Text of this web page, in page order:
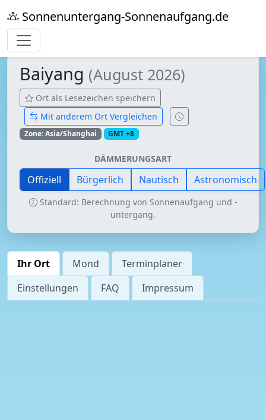
Sonnenuntergang-Sonnenaufgang.de
Baiyang (August 2026)
Ort als Lesezeichen speichern
Mit anderem Ort Vergleichen
Zone: Asia/Shanghai GMT +8
DÄMMERUNGSART
Offiziell Bürgerlich Nautisch Astronomisch
Standard: Berechnung von Sonnenaufgang und -
untergang.
Ihr Ort Mond
Terminplaner
Einstellungen
FAQ Impressum